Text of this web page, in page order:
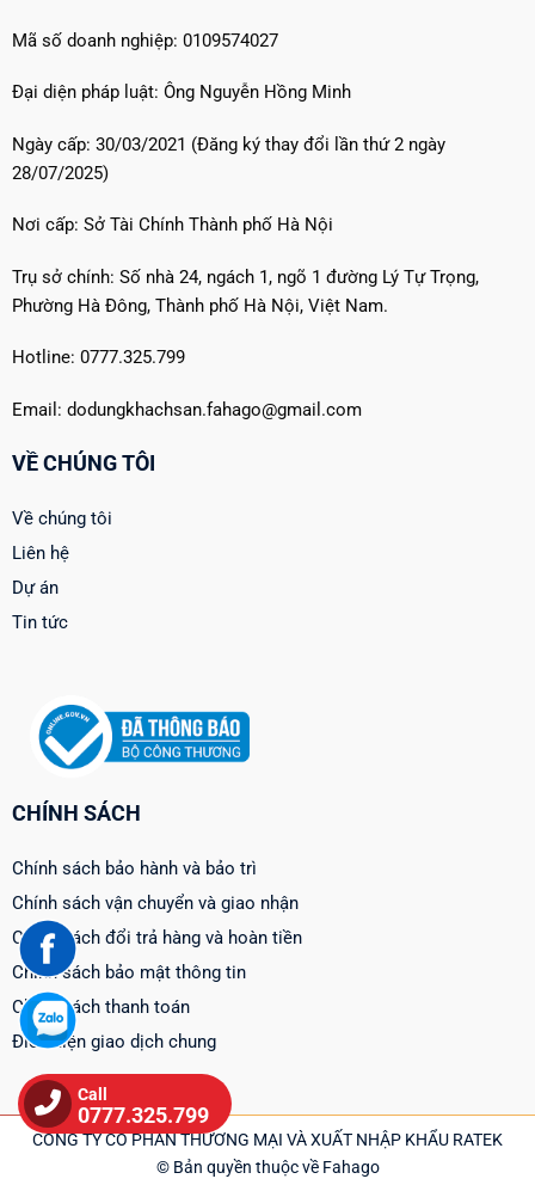
Mã số doanh nghiệp: 0109574027
Đại diện pháp luật: Ông Nguyễn Hồng Minh
Ngày cấp: 30/03/2021 (Đăng ký thay đổi lần thứ 2 ngày
28/07/2025)
Nơi cấp: Sở Tài Chính Thành phố Hà Nội
Trụ sở chính: Số nhà 24, ngách 1, ngõ 1 đường Lý Tự Trọng,
Phường Hà Đông, Thành phố Hà Nội, Việt Nam.
Hotline: 0777.325.799
Email: dodungkhachsan.fahago@gmail.com
VỀ CHÚNG TÔI
Về chúng tôi
Liên hệ
Dự án
Tin tức
CHÍNH SÁCH
Chính sách bảo hành và bảo trì
Chính sách vận chuyển và giao nhận
Chính sách đổi trả hàng và hoàn tiền
Chính sách bảo mật thông tin
Chính sách thanh toán
Điều kiện giao dịch chung
CÔNG TY CỔ PHẦN THƯƠNG MẠI VÀ XUẤT NHẬP KHẨU RATEK
© Bản quyền thuộc về Fahago
Call
0777.325.799